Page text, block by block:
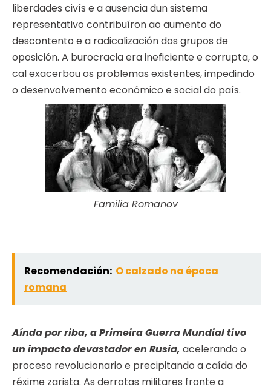
liberdades civís e a ausencia dun sistema
representativo contribuíron ao aumento do
descontento e a radicalización dos grupos de
oposición. A burocracia era ineficiente e corrupta, o
cal exacerbou os problemas existentes, impedindo
o desenvolvemento económico e social do país.
Familia Romanov
Recomendación: O calzado na época
romana
Aínda por riba, a Primeira Guerra Mundial tivo
un impacto devastador en Rusia, acelerando o
proceso revolucionario e precipitando a caída do
réxime zarista. As derrotas militares fronte a